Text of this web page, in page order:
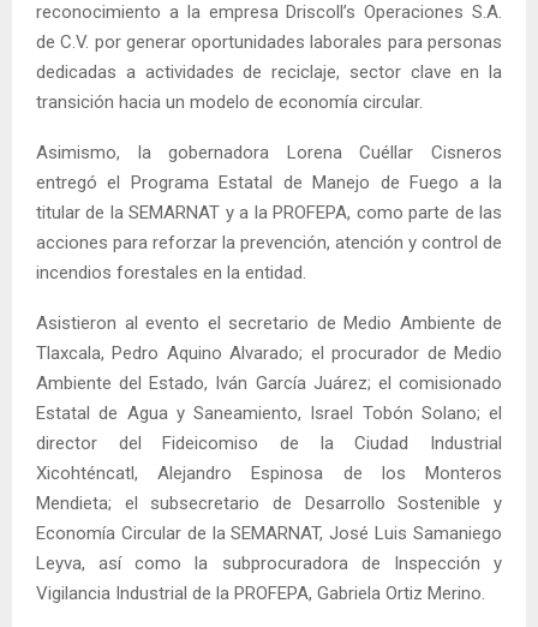
reconocimiento a la empresa Driscoll’s Operaciones S.A.
de C.V. por generar oportunidades laborales para personas
dedicadas a actividades de reciclaje, sector clave en la
transición hacia un modelo de economía circular.
Asimismo, la gobernadora Lorena Cuéllar Cisneros
entregó el Programa Estatal de Manejo de Fuego a la
titular de la SEMARNAT y a la PROFEPA, como parte de las
acciones para reforzar la prevención, atención y control de
incendios forestales en la entidad.
Asistieron al evento el secretario de Medio Ambiente de
Tlaxcala, Pedro Aquino Alvarado; el procurador de Medio
Ambiente del Estado, Iván García Juárez; el comisionado
Estatal de Agua y Saneamiento, Israel Tobón Solano; el
director del Fideicomiso de la Ciudad Industrial
Xicohténcatl, Alejandro Espinosa de los Monteros
Mendieta; el subsecretario de Desarrollo Sostenible y
Economía Circular de la SEMARNAT, José Luis Samaniego
Leyva, así como la subprocuradora de Inspección y
Vigilancia Industrial de la PROFEPA, Gabriela Ortiz Merino.